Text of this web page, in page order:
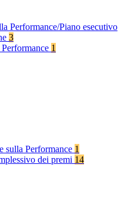
Performance/Piano esecutivo
3
1
sulla Performance 1
dei premi 14